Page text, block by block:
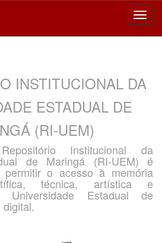
INSTITUCIONAL DA
ESTADUAL DE
(RI-UEM)
Institucional da
de Maringá (RI-UEM) é
o acesso à memória
técnica, artística e
Universidade Estadual de